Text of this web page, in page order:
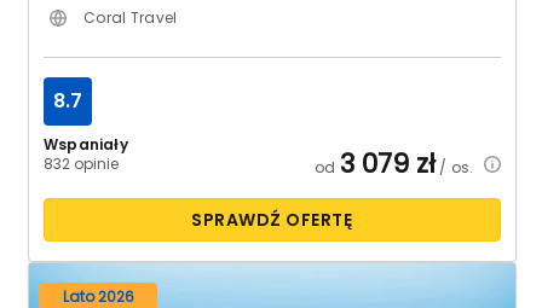
Coral Travel
Wspaniały
832 opinie
8.7
od 3 079 zł/ os.
SPRAWDŹ OFERTĘ
Lato 2026